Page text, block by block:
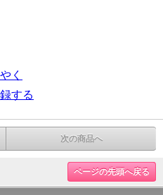
く
する
次の商品へ
ページの先頭へ戻る